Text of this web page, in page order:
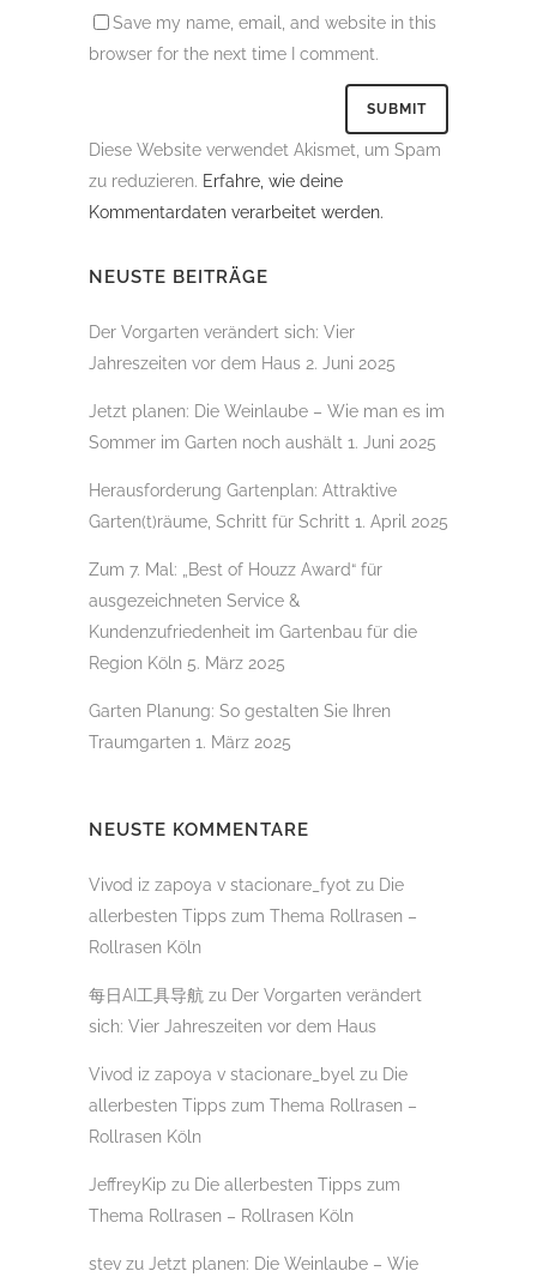
Save my name, email, and website in this
browser for the next time I comment.
Diese Website verwendet Akismet, um Spam
zu reduzieren. Erfahre, wie deine
Kommentardaten verarbeitet werden.
NEUSTE BEITRÄGE
Der Vorgarten verändert sich: Vier
Jahreszeiten vor dem Haus 2. Juni 2025
Jetzt planen: Die Weinlaube – Wie man es im
Sommer im Garten noch aushält 1. Juni 2025
Herausforderung Gartenplan: Attraktive
Garten(t)räume, Schritt für Schritt 1. April 2025
Zum 7. Mal: „Best of Houzz Award“ für
ausgezeichneten Service &
Kundenzufriedenheit im Gartenbau für die
Region Köln 5. März 2025
Garten Planung: So gestalten Sie Ihren
Traumgarten 1. März 2025
NEUSTE KOMMENTARE
Vivod iz zapoya v stacionare_fyot zu Die
allerbesten Tipps zum Thema Rollrasen –
Rollrasen Köln
每日AI工具导航 zu Der Vorgarten verändert
sich: Vier Jahreszeiten vor dem Haus
Vivod iz zapoya v stacionare_byel zu Die
allerbesten Tipps zum Thema Rollrasen –
Rollrasen Köln
JeffreyKip zu Die allerbesten Tipps zum
Thema Rollrasen – Rollrasen Köln
stev zu Jetzt planen: Die Weinlaube – Wie